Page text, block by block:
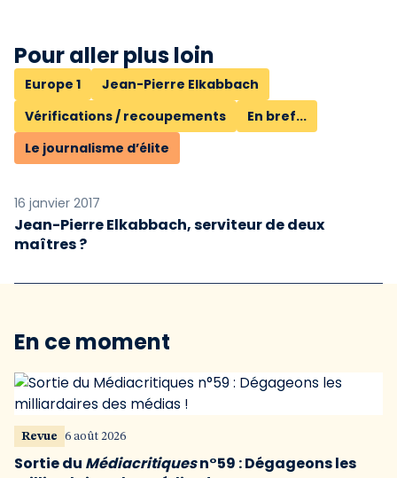
Pour aller plus loin
Europe 1
Jean-Pierre Elkabbach
Vérifications / recoupements
En bref...
Le journalisme d’élite
16 janvier 2017
Jean-Pierre Elkabbach, serviteur de deux
maîtres ?
En ce moment
Revue 6 août 2026
Sortie du Médiacritiquesn°59 : Dégageons les